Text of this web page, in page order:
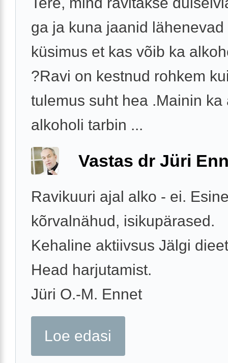
ga ja kuna jaanid
küsimus et kas võib ka
?Ravi on kestnud rohkem
tulemus suht hea .Mainin ka
alkoholi tarbin ...
Vastas dr Jüri
Ravikuuri ajal alko - ei.
kõrvalnähud, isikupärased.
Kehaline aktiivsus Jälgi
Head harjutamist.
Jüri O.-M. Ennet
Loe edasi